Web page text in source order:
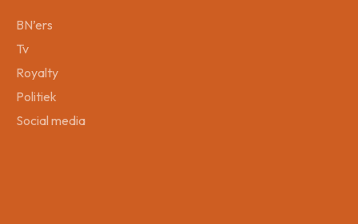
BN’ers
Tv
Royalty
Politiek
Social media